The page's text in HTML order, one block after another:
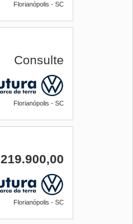
Florianópolis - SC
Consulte
Florianópolis - SC
219.900,00
Florianópolis - SC